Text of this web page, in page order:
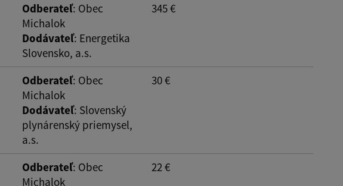
Odberateľ: Obec
Michalok
Dodávateľ: Energetika
Slovensko, a.s.
345 €
Odberateľ: Obec
Michalok
Dodávateľ: Slovenský
plynárenský priemysel,
a.s.
30 €
Odberateľ: Obec
Michalok
22 €